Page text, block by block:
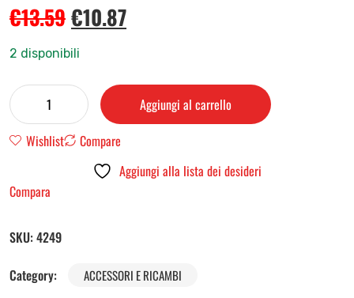
€13.59€10.87
2 disponibili
Aggiungi al carrello
Wishlist
Compare
Aggiungi alla lista dei desideri
Compara
SKU: 4249
Category:
ACCESSORI E RICAMBI